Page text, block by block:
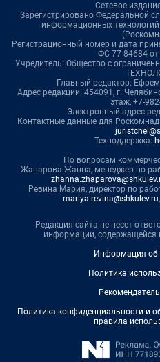
Сетевое
Зарегистрировано Федеральной
информационных
Регистрационный номер и дата
ФС 77-84684 от
Учредитель: Общество с
Главный редактор:
Адрес редакции: 454091, г.
этаж, +7-
Электронный адрес
Контактные данные для
Техподдержка:
По вопросам
Жапарова Жанна, менеджер по
Ревина Мария, директор по
mariya.revina@shkulev.ru
Редакция сайта не несет
информации, содержащейся
Информация об
Политика
Политика конфиденциальности и
правила